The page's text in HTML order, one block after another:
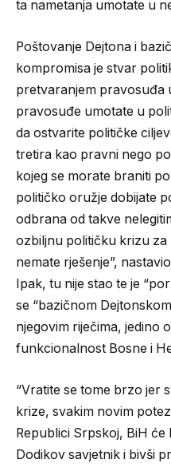
ta nametanja umotate u
Poštovanje Dejtona i
kompromisa je stvar
pretvaranjem pravosuđa
pravosuđe umotate u
da ostvarite političke
tretira kao pravni nego
kojeg se morate braniti
političko oružje dobijate
odbrana od takve
ozbiljnu političku krizu za
nemate rješenje”,
Ipak, tu nije stao te je
se “bazičnom
njegovim riječima, jedino
funkcionalnost Bosne i
“Vratite se tome brzo jer
krize, svakim novim
Republici Srpskoj, BiH će
Dodikov savjetnik i bivši